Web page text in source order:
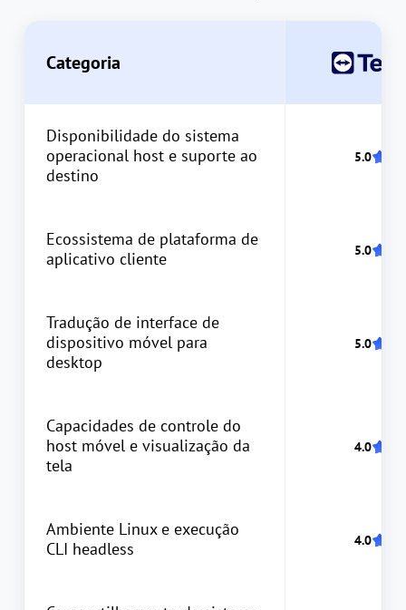
Categoria
Disponibilidade do sistema
operacional host e suporte ao
destino
Ecossistema de plataforma de
aplicativo cliente
Tradução de interface de
dispositivo móvel para
desktop
Capacidades de controle do
host móvel e visualização da
tela
Ambiente Linux e execução
CLI headless